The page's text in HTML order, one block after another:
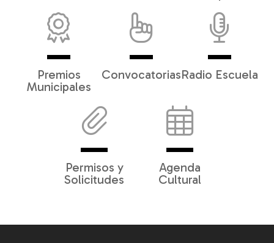
Premios
Municipales
ConvocatoriasRadio Escuela
Permisos y
Solicitudes
Agenda
Cultural